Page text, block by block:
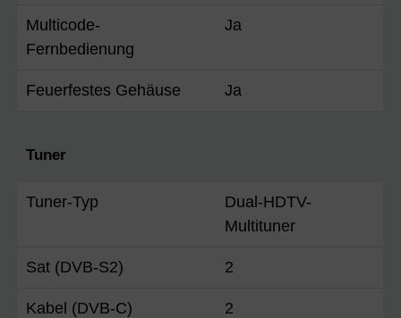
Multicode-
Fernbedienung
Ja
Feuerfestes Gehäuse Ja
Tuner
Tuner-Typ
Dual-HDTV-
Multituner
Sat (DVB-S2) 2
Kabel (DVB-C) 2